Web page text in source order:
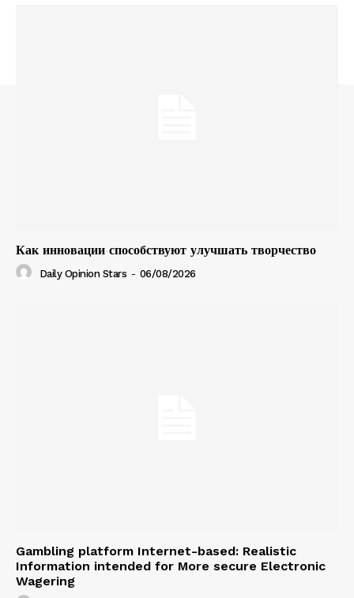
Как инновации способствуют улучшать творчество
Daily Opinion Stars - 06/08/2026
Gambling platform Internet-based: Realistic
Information intended for More secure Electronic
Wagering